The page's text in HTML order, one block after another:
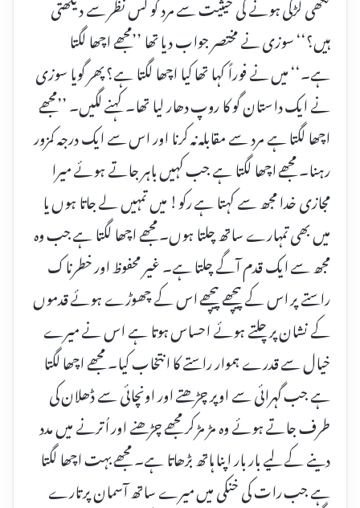
ہیں؟‘‘ سوزی نے مختصر جواب دیا تھا ’’مجھے اچھا لگتا
ہے۔‘‘ میں نے فوراً کہا تھا کیا اچھا لگتا ہے؟ پھر گویا سوزی
نے ایک داستان گو کا روپ دھار لیا تھا۔ کہنے لگیں۔ ’’مجھے
اچھا لگتا ہے مرد سے مقابلہ نہ کرنا اور اس سے ایک درجہ کمزور
رہنا۔ مجھے اچھا لگتا ہے جب کہیں باہر جاتے ہوئے میرا
مجازی خدا مجھ سے کہتا ہے رکو! میں تمہیں لے جاتا ہوں یا
میں بھی تمہارے ساتھ چلتا ہوں۔ مجھے اچھا لگتا ہے جب وہ
مجھ سے ایک قدم آگے چلتا ہے۔ غیر محفوظ اور خطرناک
راستے پر اس کے پیچھے پیچھے اس کے چھوڑے ہوئے قدموں
کے نشان پر چلتے ہوئے احساس ہوتا ہے اس نے میرے
خیال سے قدرے ہموار راستے کا انتخاب کیا۔ مجھے اچھا لگتا
ہے جب گہرائی سے اوپر چڑھتے اور اونچائی سے ڈھلان کی
طرف جاتے ہوئے وہ مڑ مڑ کر مجھے چڑھنے اور اُترنے میں مدد
دینے کے لیے بار بار اپنا ہاتھ بڑھاتا ہے۔ مجھے بہت اچھا لگتا
ہے جب رات کی خنکی میں میرے ساتھ آسمان پر تارے